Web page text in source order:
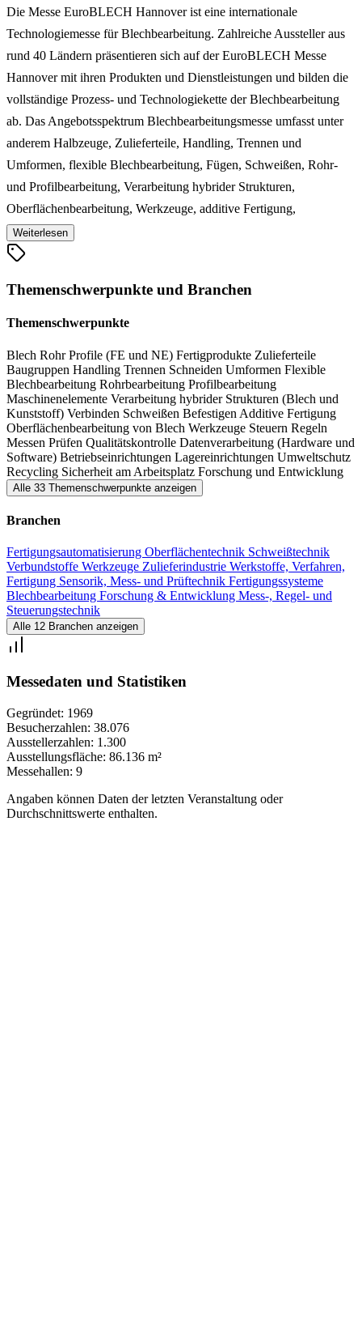
Die Messe EuroBLECH Hannover ist eine internationale
Technologiemesse für Blechbearbeitung. Zahlreiche Aussteller aus
rund 40 Ländern präsentieren sich auf der EuroBLECH Messe
Hannover mit ihren Produkten und Dienstleistungen und bilden die
vollständige Prozess- und Technologiekette der Blechbearbeitung
ab. Das Angebotsspektrum Blechbearbeitungsmesse umfasst unter
anderem Halbzeuge, Zulieferteile, Handling, Trennen und
Umformen, flexible Blechbearbeitung, Fügen, Schweißen, Rohr-
und Profilbearbeitung, Verarbeitung hybrider Strukturen,
Oberflächenbearbeitung, Werkzeuge, additive Fertigung,
Steuerungs- und Regeltechnik, CAD-, CAM- und CIM-Systeme,
Qualitätssicherung, Betriebseinrichtung und Forschung &
innovative Produkte und intelligente Lösungen und ist der
wichtigste Marktplatz dieses Industriezweiges für weltweite
Weiterlesen
Themenschwerpunkte und Branchen
Themenschwerpunkte
Blech RohrProfile (FE und NE) Fertigprodukte Zulieferteile
Baugruppen Handling Trennen Schneiden Umformen Flexible
Blechbearbeitung Rohrbearbeitung Profilbearbeitung
Maschinenelemente Verarbeitung hybrider Strukturen (Blech und
Kunststoff) Verbinden Schweißen Befestigen Additive Fertigung
Oberflächenbearbeitung von Blech Werkzeuge Steuern Regeln
Messen Prüfen Qualitätskontrolle Datenverarbeitung (Hardware und
Software) Betriebseinrichtungen Lagereinrichtungen Umweltschutz
Recycling Sicherheit am Arbeitsplatz Forschung und Entwicklung
Alle 33 Themenschwerpunkte anzeigen
Branchen
Fertigungsautomatisierung Oberflächentechnik Schweißtechnik
Verbundstoffe Werkzeuge Zulieferindustrie Werkstoffe, Verfahren,
Fertigung Sensorik, Mess- und Prüftechnik Fertigungssysteme
Blechbearbeitung Forschung & Entwicklung Mess-, Regel- und
Steuerungstechnik
Alle 12 Branchen anzeigen
Messedaten und Statistiken
Gegründet: 1969
Besucherzahlen: 38.076
Ausstellerzahlen: 1.300
Ausstellungsfläche: 86.136 m²
Messehallen: 9
Angaben können Daten der letzten Veranstaltung oder
Durchschnittswerte enthalten.